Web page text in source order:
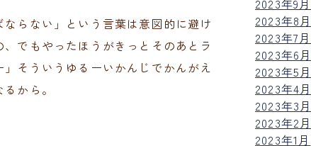
らない」という言葉は意図的に避け
でもやったほうがきっとそのあとラ
そういうゆるーいかんじでかんがえ
から。
2023年9月
2023年8月
2023年7月
2023年6月
2023年5月
2023年4月
2023年3月
2023年2月
2023年1月